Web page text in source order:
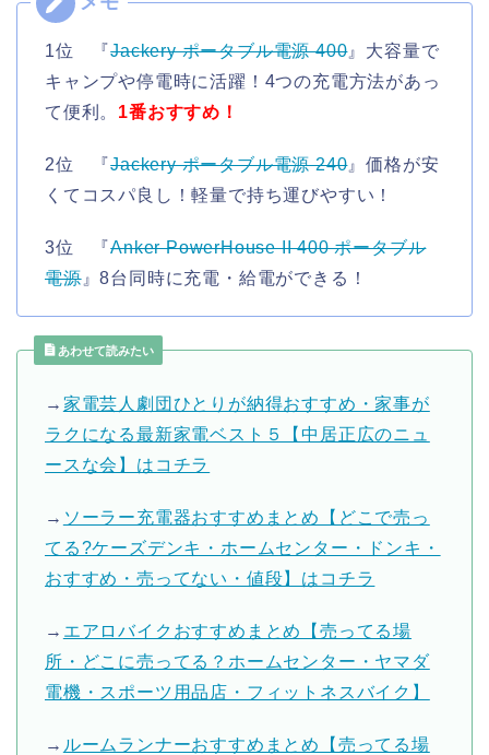
1位 『Jackery ポータブル電源 400』大容量で
キャンプや停電時に活躍！4つの充電方法があっ
て便利。 1番おすすめ！
2位 『Jackery ポータブル電源 240』価格が安
くてコスパ良し！軽量で持ち運びやすい！
3位 『Anker PowerHouse II 400 ポータブル
電源』8台同時に充電・給電ができる！
あわせて読みたい
→ 家電芸人劇団ひとりが納得おすすめ・家事が
ラクになる最新家電ベスト５【中居正広のニュ
ースな会】はコチラ
→ ソーラー充電器おすすめまとめ【どこで売っ
てる?ケーズデンキ・ホームセンター・ドンキ・
おすすめ・売ってない・値段】はコチラ
→ エアロバイクおすすめまとめ【売ってる場
所・どこに売ってる？ホームセンター・ヤマダ
電機・スポーツ用品店・フィットネスバイク】
→ ルームランナーおすすめまとめ【売ってる場